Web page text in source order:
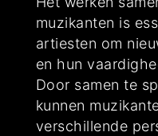
muzikanten is
artiesten om
en hun
Door samen te
kunnen
verschillende